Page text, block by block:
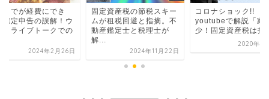
までが経費にでき
確定申告の誤解！ウ
ミライブトークでの
2024年2月26日
固定資産税の節税スキー
ムが租税回避と指摘。不
動産鑑定士と税理士が
解...
2024年11月22日
コロナショック!!
youtubeで解説「家
少！固定資産税は払
2020年4